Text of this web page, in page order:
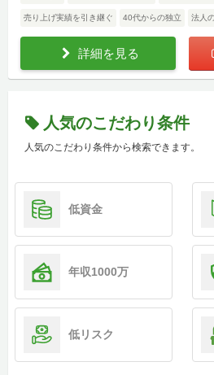
売り上げ実績を引き継ぐ 40代からの独立 法人
詳細を見る
人気のこだわり条件
人気のこだわり条件から検索できます。
低資金
年収1000万
低リスク